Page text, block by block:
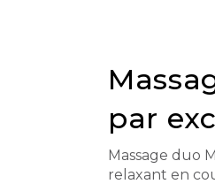
par
Massage duo
relaxant en